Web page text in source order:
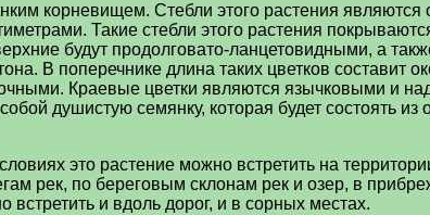
корневищем. Стебли этого растения
Такие стебли этого растения
будут продолговато-ланцетовидными, а
В поперечнике длина таких цветков составит
Краевые цветки являются язычковыми и
душистую семянку, которая будет состоять
это растение можно встретить на
рек, по береговым склонам рек и озер, в
встретить и вдоль дорог, и в сорных местах.